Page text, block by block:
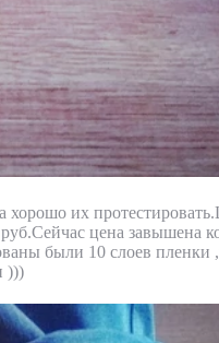
хорошо их
цена завышена
были 10 слоев
)))